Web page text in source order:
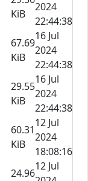
KiB
2024
22:44:38
67.69
KiB
16 Jul
2024
22:44:38
29.55
KiB
16 Jul
2024
22:44:38
60.31
KiB
12 Jul
2024
18:08:16
24.96
12 Jul